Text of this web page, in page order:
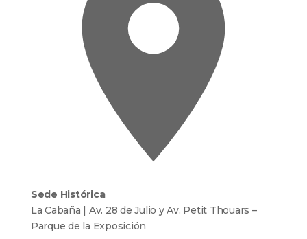
Sede Histórica
La Cabaña | Av. 28 de Julio y Av. Petit Thouars –
Parque de la Exposición